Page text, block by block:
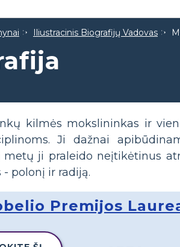
Iliustracinis Biografijų Vadovas
kilmės mokslininkas ir
Ji dažnai
metų ji praleido neįtikėtinus
polonį ir radiją.
Premijos